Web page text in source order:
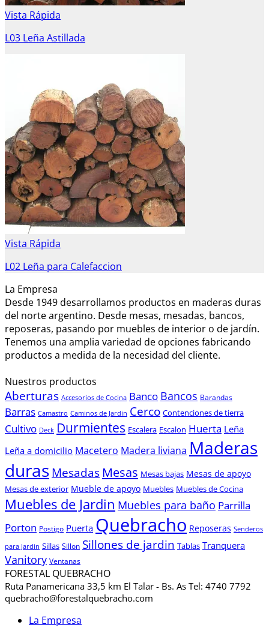
Vista Rápida
L03 Leña Astillada
Vista Rápida
L02 Leña para Calefaccion
La Empresa
Desde 1949 desarrollamos productos en maderas duras
del norte argentino. Desde mesas, mesadas, bancos,
reposeras, pasando por muebles de interior o de jardín.
Tenemos una amplia variedad de opciones fabricando
productos a medida de la necesidad del cliente.
Nuestros productos
Aberturas Accesorios de Cocina Banco Bancos Barandas
Barras Camastro Caminos de Jardin Cerco Contenciones de tierra
Cultivo Deck Durmientes Escalera Escalon Huerta Leña
Leña a domicilio Macetero Madera liviana Maderas
duras Mesadas Mesas Mesas bajas Mesas de apoyo
Mesas de exterior Mueble de apoyo Muebles Muebles de Cocina
Muebles de Jardin Muebles para baño Parrilla
Porton Postigo Puerta Quebracho Reposeras Senderos
para Jardin Sillas Sillon Sillones de jardin Tablas Tranquera
Vanitory Ventanas
FORESTAL QUEBRACHO
Ruta Panamericana 33,5 km El Talar - Bs. As Tel: 4740 7792
quebracho@forestalquebracho.com
La Empresa